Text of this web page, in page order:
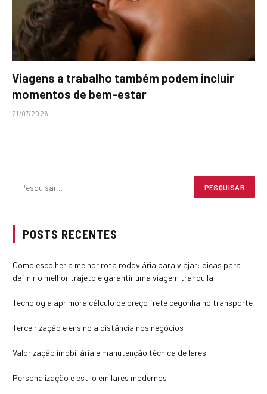
Viagens a trabalho também podem incluir
momentos de bem-estar
21/07/2026
POSTS RECENTES
Como escolher a melhor rota rodoviária para viajar: dicas para
definir o melhor trajeto e garantir uma viagem tranquila
Tecnologia aprimora cálculo de preço frete cegonha no transporte
Terceirização e ensino a distância nos negócios
Valorização imobiliária e manutenção técnica de lares
Personalização e estilo em lares modernos